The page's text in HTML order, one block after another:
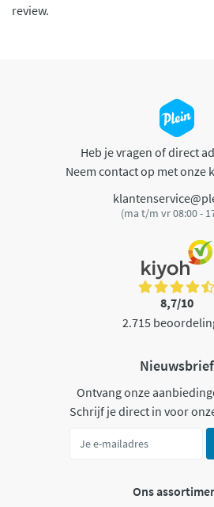
review.
Heb je vragen of direct
Neem contact op met onze
(ma t/m vr 08:00 -
8,7/10
2.715
Nieuwsbrief
Ontvang onze
Schrijf je direct in voor
Ons